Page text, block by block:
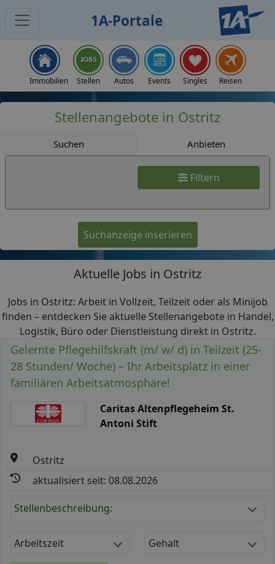
1A-Portale
Immobilien Stellen Autos Events Singles Reisen
Stellenangebote in Ostritz
Suchen Anbieten
Filtern
Suchanzeige inserieren
Aktuelle Jobs in Ostritz
Jobs in Ostritz: Arbeit in Vollzeit, Teilzeit oder als Minijob
finden – entdecken Sie aktuelle Stellenangebote in Handel,
Logistik, Büro oder Dienstleistung direkt in Ostritz.
Gelernte Pflegehilfskraft (m/ w/ d) in Teilzeit (25-
28 Stunden/ Woche) – Ihr Arbeitsplatz in einer
familiären Arbeitsatmosphäre!
Caritas Altenpflegeheim St.
Antoni Stift
Ostritz
aktualisiert seit: 08.08.2026
Stellenbeschreibung:
Arbeitszeit Gehalt